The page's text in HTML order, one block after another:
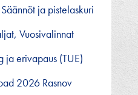
Säännöt ja pistelaskuri
Vuosivalinnat
ja erivapaus (TUE)
2026 Rasnov